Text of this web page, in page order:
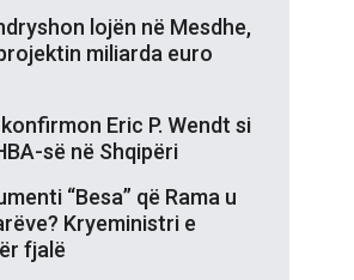
lojën në Mesdhe,
miliarda euro
Eric P. Wendt si
së në Shqipëri
“Besa” që Rama u
Kryeministri e
fjalë